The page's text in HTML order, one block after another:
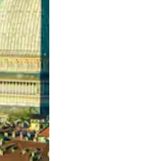
tocando y deslizando la pantalla.